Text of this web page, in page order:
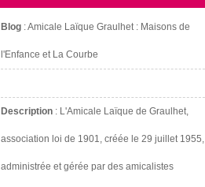
Blog : Amicale Laïque Graulhet : Maisons de
l'Enfance et La Courbe
Description : L'Amicale Laïque de Graulhet,
association loi de 1901, créée le 29 juillet 1955,
administrée et gérée par des amicalistes